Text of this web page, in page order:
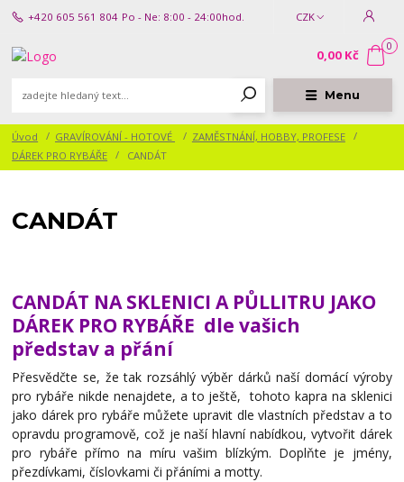
Menu
CZK
+420 605 561 804 Po - Ne: 8:00 - 24:00hod.
0
0,00 Kč
Úvod GRAVÍROVÁNÍ - HOTOVÉ
ZAMĚSTNÁNÍ, HOBBY, PROFESE
DÁREK PRO RYBÁŘE
CANDÁT
CANDÁT
CANDÁT NA SKLENICI A PŮLLITRU JAKO
DÁREK PRO RYBÁŘE dle vašich
představ a přání
Přesvědčte se, že tak rozsáhlý výběr dárků naší domácí výroby
pro rybáře nikde nenajdete, a to ještě, tohoto kapra na sklenici
jako dárek pro rybáře můžete upravit dle vlastních představ a to
opravdu programově, což je naší hlavní nabídkou, vytvořit dárek
pro rybáře přímo na míru vašim blízkým. Doplňte je jmény,
přezdívkami, číslovkami či přáními a motty.